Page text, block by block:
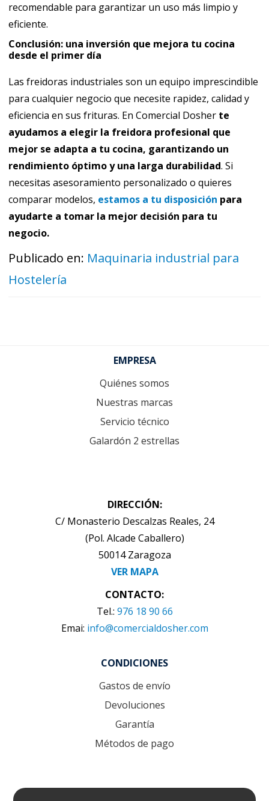
recomendable para garantizar un uso más limpio y
eficiente.
Conclusión: una inversión que mejora tu cocina
desde el primer día
Las freidoras industriales son un equipo imprescindible
para cualquier negocio que necesite rapidez, calidad y
eficiencia en sus frituras. En Comercial Dosher te
ayudamos a elegir la freidora profesional que
mejor se adapta a tu cocina, garantizando un
rendimiento óptimo y una larga durabilidad. Si
necesitas asesoramiento personalizado o quieres
comparar modelos, estamos a tu disposición para
ayudarte a tomar la mejor decisión para tu
negocio.
Publicado en: Maquinaria industrial para
Hostelería
EMPRESA
Quiénes somos
Nuestras marcas
Servicio técnico
Galardón 2 estrellas
DIRECCIÓN:
C/ Monasterio Descalzas Reales, 24
(Pol. Alcade Caballero)
50014 Zaragoza
VER MAPA
CONTACTO:
Tel.: 976 18 90 66
Emai: info@comercialdosher.com
CONDICIONES
Gastos de envío
Devoluciones
Garantía
Métodos de pago